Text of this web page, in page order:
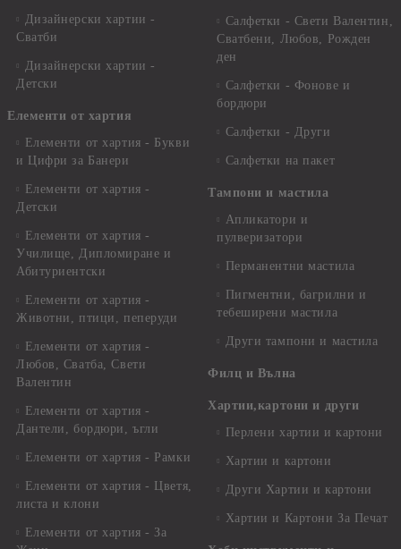
Дизайнерски хартии -
Сватби
Дизайнерски хартии -
Детски
Елементи от хартия
Елементи от хартия - Букви
и Цифри за Банери
Елементи от хартия -
Детски
Елементи от хартия -
Училище, Дипломиране и
Абитуриентски
Елементи от хартия -
Животни, птици, пеперуди
Елементи от хартия -
Любов, Сватба, Свети
Валентин
Елементи от хартия -
Дантели, бордюри, ъгли
Елементи от хартия - Рамки
Елементи от хартия - Цветя,
листа и клони
Елементи от хартия - За
Салфетки - Свети Валентин,
Сватбени, Любов, Рожден
ден
Салфетки - Фонове и
бордюри
Салфетки - Други
Салфетки на пакет
Тампони и мастила
Апликатори и
пулверизатори
Перманентни мастила
Пигментни, багрилни и
тебеширени мастила
Други тампони и мастила
Филц и Вълна
Хартии,картони и други
Перлени хартии и картони
Хартии и картони
Други Хартии и картони
Хартии и Картони За Печат